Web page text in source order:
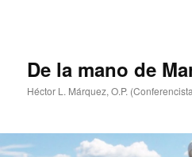
De la mano de
Héctor L. Márquez, O.P.